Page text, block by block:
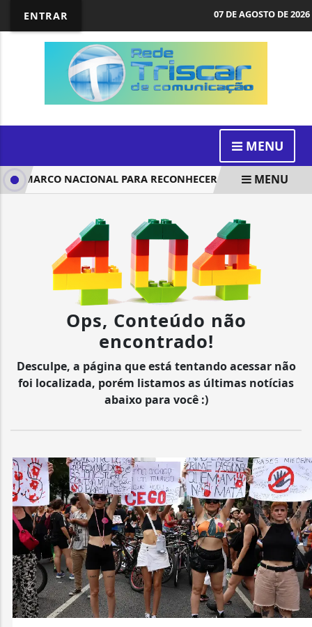
ENTRAR 07 DE AGOSTO DE 2026
MENU
MARCO NACIONAL PARA RECONHECER DIREITOS DA
MENU
Ops, Conteúdo não
encontrado!
Desculpe, a página que está tentando acessar não
foi localizada, porém listamos as últimas notícias
abaixo para você :)